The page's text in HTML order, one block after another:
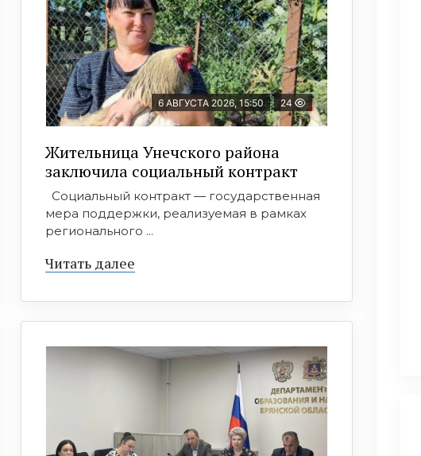
6 АВГУСТА 2026, 15:50 24
Жительница Унечского района
заключила социальный контракт
Социальный контракт — государственная
мера поддержки, реализуемая в рамках
регионального ...
Читать далее